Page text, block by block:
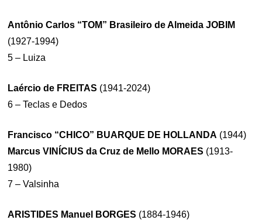
Antônio Carlos “TOM” Brasileiro de Almeida JOBIM
(1927-1994)
5 – Luiza
Laércio de FREITAS (1941-2024)
6 – Teclas e Dedos
Francisco “CHICO” BUARQUE DE HOLLANDA (1944)
Marcus VINÍCIUS da Cruz de Mello MORAES (1913-
1980)
7 – Valsinha
ARISTIDES Manuel BORGES (1884-1946)